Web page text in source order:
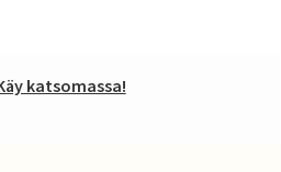
katsomassa!